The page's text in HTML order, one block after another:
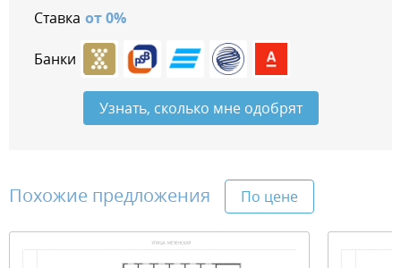
Ставка от0%
Банки
Узнать, сколько мне одобрят
Похожие предложения По цене